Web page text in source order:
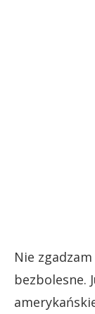
Nie
bezbolesne.